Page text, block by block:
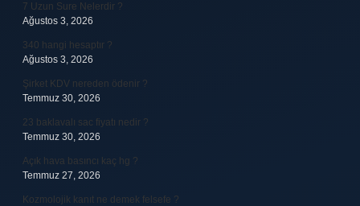
7 Uzun Sure Nelerdir ?
Ağustos 3, 2026
340 hangi hesaptır ?
Ağustos 3, 2026
Şirket KDV nereden ödenir ?
Temmuz 30, 2026
23 baklavalı sac fiyatı nedir ?
Temmuz 30, 2026
Açık hava basıncı kaç hg ?
Temmuz 27, 2026
Kozmolojik kanıt ne demek felsefe ?